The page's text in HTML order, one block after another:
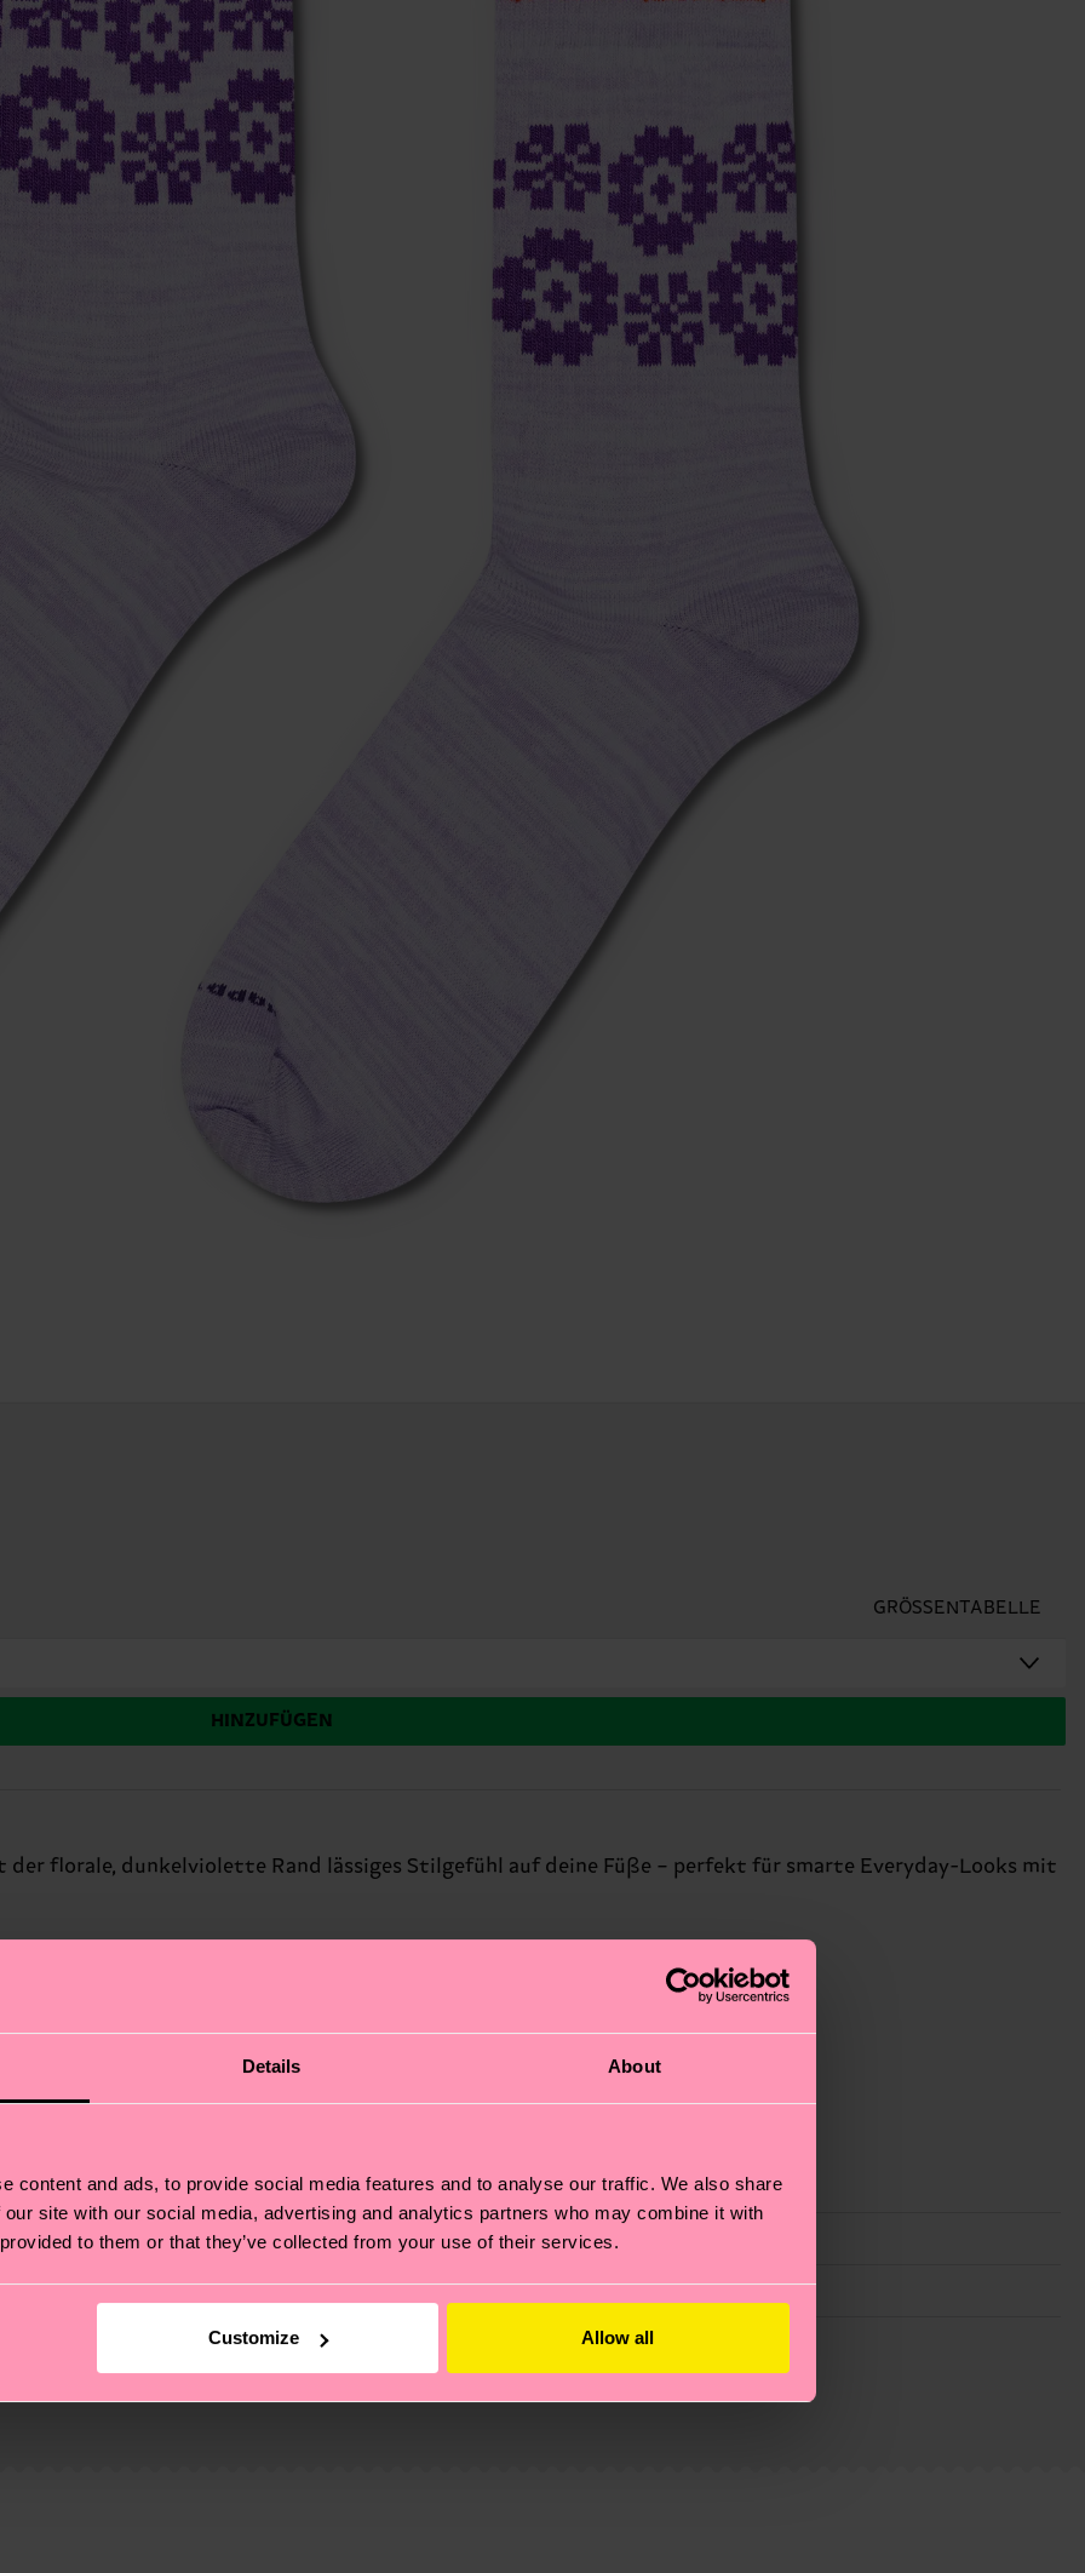
Details About
content and ads, to provide social media features and to analyse our traffic. We also share
site with our social media, advertising and analytics partners who may combine it with
to them or that they’ve collected from your use of their services.
Customize Allow all
GRÖSSENTABELLE
HINZUFÜGEN
florale, dunkelviolette Rand lässiges Stilgefühl auf deine Füße – perfekt für smarte Everyday-Looks mit
– es geht auch um eine ethische Lieferkette, die Reduzierung von Emissionen, die richtige Pflege von
Tipps und Tricks findest du auf unsererNachhaltigkeitsseite.
unsere länderspezifische Versandübersicht findest du
. Die Lieferzeit beginnt sobald deine Bestellung